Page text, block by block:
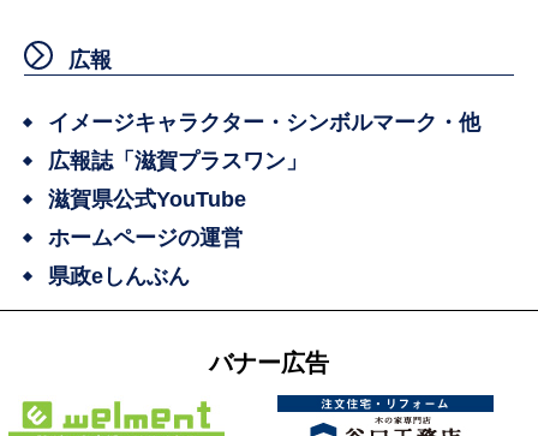
広報
イメージキャラクター・シンボルマーク・他
広報誌「滋賀プラスワン」
滋賀県公式YouTube
ホームページの運営
県政eしんぶん
バナー広告